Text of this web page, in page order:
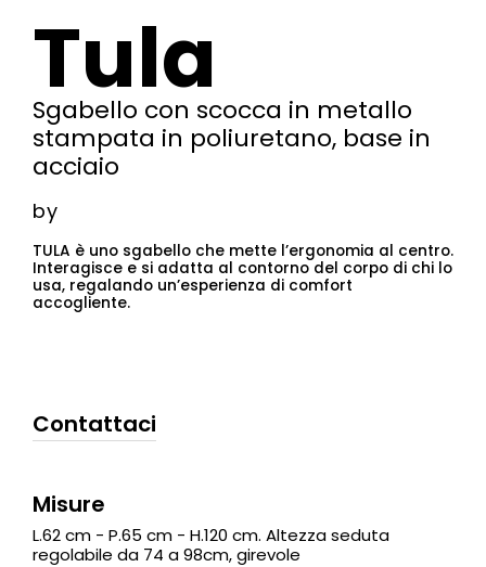
Tula
Sgabello con scocca in metallo
stampata in poliuretano, base in
acciaio
by
TULA è uno sgabello che mette l’ergonomia al centro.
Interagisce e si adatta al contorno del corpo di chi lo
usa, regalando un’esperienza di comfort
accogliente.
Contattaci
Misure
L.62 cm - P.65 cm - H.120 cm. Altezza seduta
regolabile da 74 a 98cm, girevole